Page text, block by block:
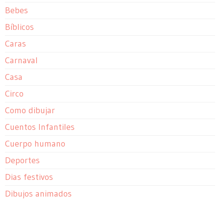
Bebes
Bíblicos
Caras
Carnaval
Casa
Circo
Como dibujar
Cuentos Infantiles
Cuerpo humano
Deportes
Dias festivos
Dibujos animados